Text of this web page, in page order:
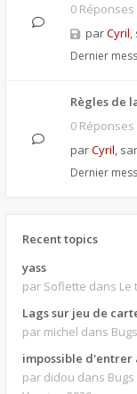
0 Réponses
parCyril,
Dernier
Règles de
0 Réponses
parCyril,
Dernier
Recent topics
yass
par Soflette dans Le
Lags sur jeu de
par michel dans
impossible
par didou dans